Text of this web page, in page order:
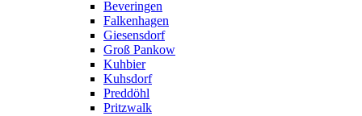
Beveringen
Falkenhagen
Giesensdorf
Groß Pankow
Kuhbier
Kuhsdorf
Preddöhl
Pritzwalk